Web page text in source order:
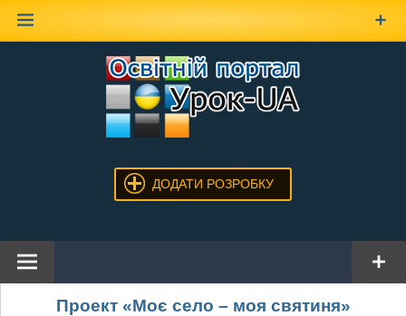
ДОДАТИ РОЗРОБКУ
Проект «Моє село – моя святиня»